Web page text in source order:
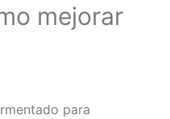
mejorar
para